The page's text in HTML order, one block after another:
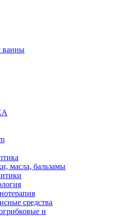
ванны
масла, бальзамы
средства
и